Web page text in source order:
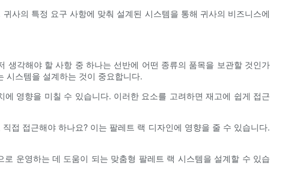
사의 특정 요구 사항에 맞춰 설계된 시스템을 통해 귀사의 비즈니스에
생각해야 할 사항 중 하나는 선반에 어떤 종류의 품목을 보관할 것인가
시스템을 설계하는 것이 중요합니다.
영향을 미칠 수 있습니다. 이러한 요소를 고려하면 재고에 쉽게 접근
접 접근해야 하나요? 이는 팔레트 랙 디자인에 영향을 줄 수 있습니다.
운영하는 데 도움이 되는 맞춤형 팔레트 랙 시스템을 설계할 수 있습